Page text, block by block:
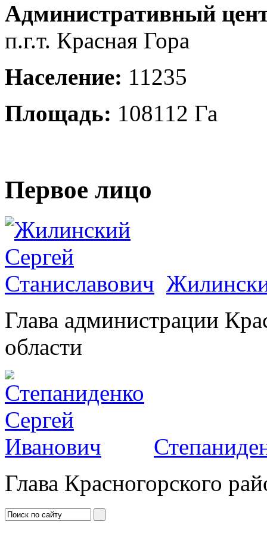
Административный
п.г.т. Красная Гора
Население: 11235
Площадь: 108112 Га
Первое лицо
Глава администрации
области
Глава Красногорского